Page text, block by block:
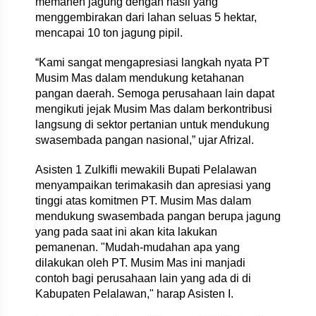
menggembirakan dari lahan seluas 5 hektar,
mencapai 10 ton jagung pipil.
“Kami sangat mengapresiasi langkah nyata PT
Musim Mas dalam mendukung ketahanan
pangan daerah. Semoga perusahaan lain dapat
mengikuti jejak Musim Mas dalam berkontribusi
langsung di sektor pertanian untuk mendukung
swasembada pangan nasional,” ujar Afrizal.
Asisten 1 Zulkifli mewakili Bupati Pelalawan
menyampaikan terimakasih dan apresiasi yang
tinggi atas komitmen PT. Musim Mas dalam
mendukung swasembada pangan berupa jagung
yang pada saat ini akan kita lakukan
pemanenan. "Mudah-mudahan apa yang
dilakukan oleh PT. Musim Mas ini manjadi
contoh bagi perusahaan lain yang ada di di
Kabupaten Pelalawan," harap Asisten I.